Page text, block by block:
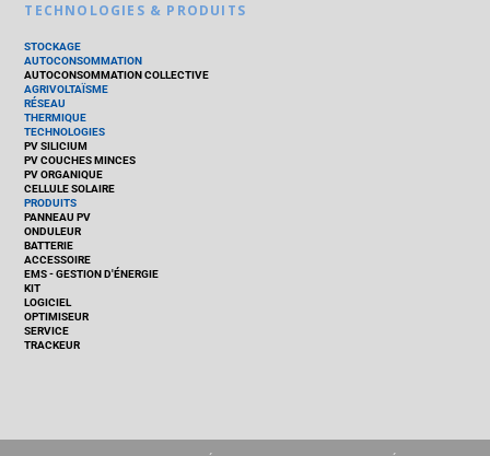
TECHNOLOGIES & PRODUITS
STOCKAGE
AUTOCONSOMMATION
AUTOCONSOMMATION COLLECTIVE
AGRIVOLTAÏSME
RÉSEAU
THERMIQUE
TECHNOLOGIES
PV SILICIUM
PV COUCHES MINCES
PV ORGANIQUE
CELLULE SOLAIRE
PRODUITS
PANNEAU PV
ONDULEUR
BATTERIE
ACCESSOIRE
EMS - GESTION D'ÉNERGIE
KIT
LOGICIEL
OPTIMISEUR
SERVICE
TRACKEUR